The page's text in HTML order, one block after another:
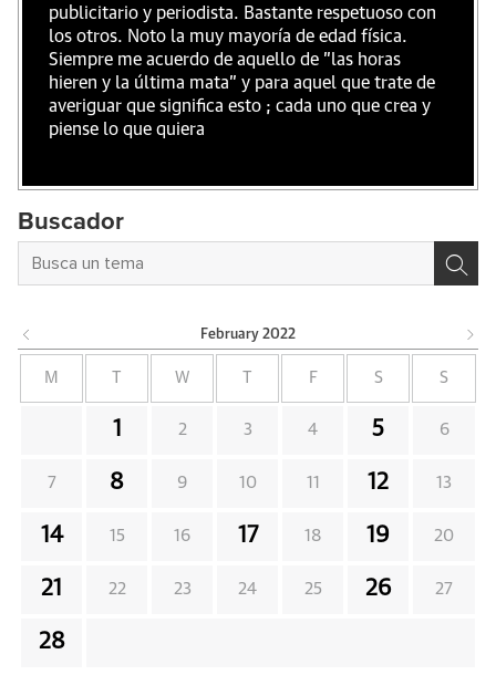
publicitario y periodista. Bastante respetuoso con
los otros. Noto la muy mayoría de edad física.
Siempre me acuerdo de aquello de "las horas
hieren y la última mata" y para aquel que trate de
averiguar que significa esto ; cada uno que crea y
piense lo que quiera
Buscador
February 2022
M W F S S
1 2 3 4 5 6
7 8 9 10 11 12 13
14 15 16 17 18 19 20
21 22 23 24 25 26 27
28